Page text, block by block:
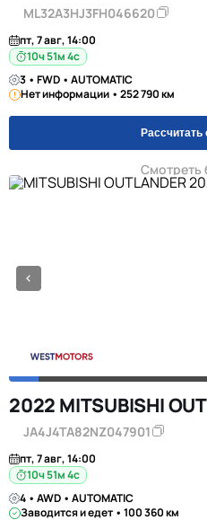
ML32A3HJ3FH046620
пт, 7 авг, 14:00
10ч 51м 3с
3 • FWD • AUTOMATIC
Нет информации • 252 790 км
Рассчитать
Смотреть
2022 MITSUBISHI
JA4J4TA82NZ047901
пт, 7 авг, 14:00
10ч 51м 3с
4 • AWD • AUTOMATIC
Заводится и едет • 100 360 км